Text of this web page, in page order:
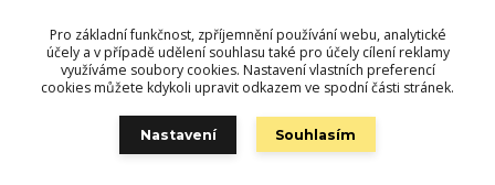
Pro základní funkčnost, zpříjemnění používání webu, analytické
účely a v případě udělení souhlasu také pro účely cílení reklamy
využíváme soubory cookies. Nastavení vlastních preferencí
cookies můžete kdykoli upravit odkazem ve spodní části stránek.
Nastavení Souhlasím